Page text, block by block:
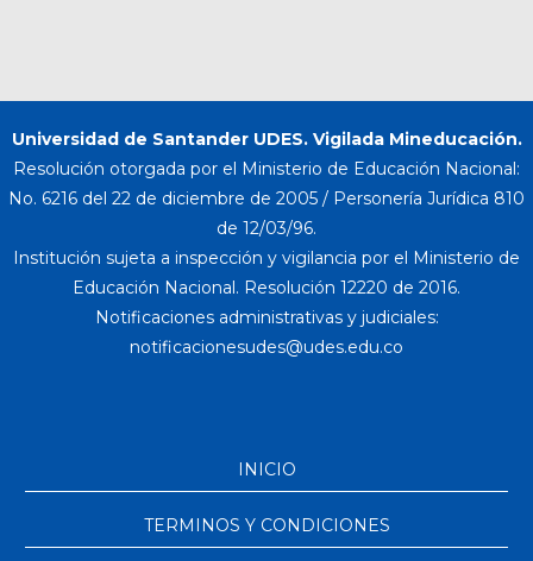
Universidad de Santander UDES. Vigilada Mineducación.
Resolución otorgada por el Ministerio de Educación Nacional:
No. 6216 del 22 de diciembre de 2005 / Personería Jurídica 810
de 12/03/96.
Institución sujeta a inspección y vigilancia por el Ministerio de
Educación Nacional. Resolución 12220 de 2016.
Notificaciones administrativas y judiciales:
INICIO
TERMINOS Y CONDICIONES